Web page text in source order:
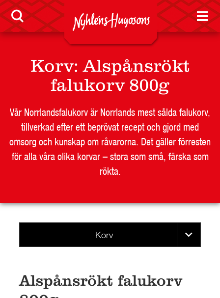
LEVERANTÖR
BUTIKSSIDA
RESTAURANG OCH STORHUSHÅLL
SKOLA
JOBB
PRESS
KONTAKT
Korv:Alspånsrökt
falukorv 800g
Vår Norrlandsfalukorv är Norrlands mest sålda falukorv,
tillverkad efter ett beprövat recept och gjord med
omsorg och kunskap om råvarorna. Det gäller förresten
för alla våra olika korvar – stora som små, färska som
rökta.
Korv
Alspånsrökt falukorv